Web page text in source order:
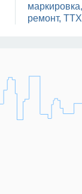
ремонт, ТТХ